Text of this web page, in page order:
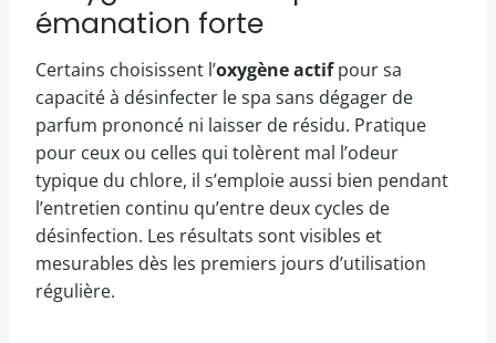
émanation forte
Certains choisissent l’oxygène actifpour sa
capacité à désinfecter le spa sans dégager de
parfum prononcé ni laisser de résidu. Pratique
pour ceux ou celles qui tolèrent mal l’odeur
typique du chlore, il s’emploie aussi bien pendant
l’entretien continu qu’entre deux cycles de
désinfection. Les résultats sont visibles et
mesurables dès les premiers jours d’utilisation
régulière.